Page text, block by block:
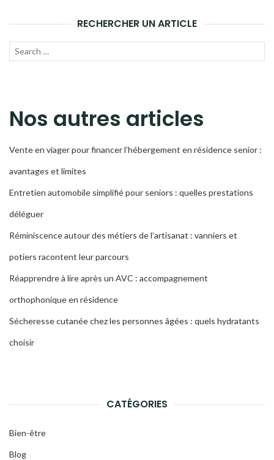
RECHERCHER UN ARTICLE
Recherche
Nos autres articles
Vente en viager pour financer l’hébergement en résidence senior :
avantages et limites
Entretien automobile simplifié pour seniors : quelles prestations
déléguer
Réminiscence autour des métiers de l’artisanat : vanniers et
potiers racontent leur parcours
Réapprendre à lire après un AVC : accompagnement
orthophonique en résidence
Sécheresse cutanée chez les personnes âgées : quels hydratants
choisir
CATÉGORIES
Bien-être
Blog